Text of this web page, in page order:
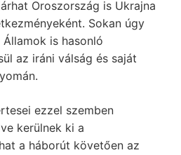
Oroszország is Ukrajna
Sokan úgy
is hasonló
az iráni válság és saját
ezzel szemben
kerülnek ki a
a háborút követően az